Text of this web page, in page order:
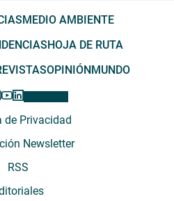
MEDIO AMBIENTE
HOJA DE RUTA
OPINIÓN MUNDO
de Privacidad
Newsletter
RSS